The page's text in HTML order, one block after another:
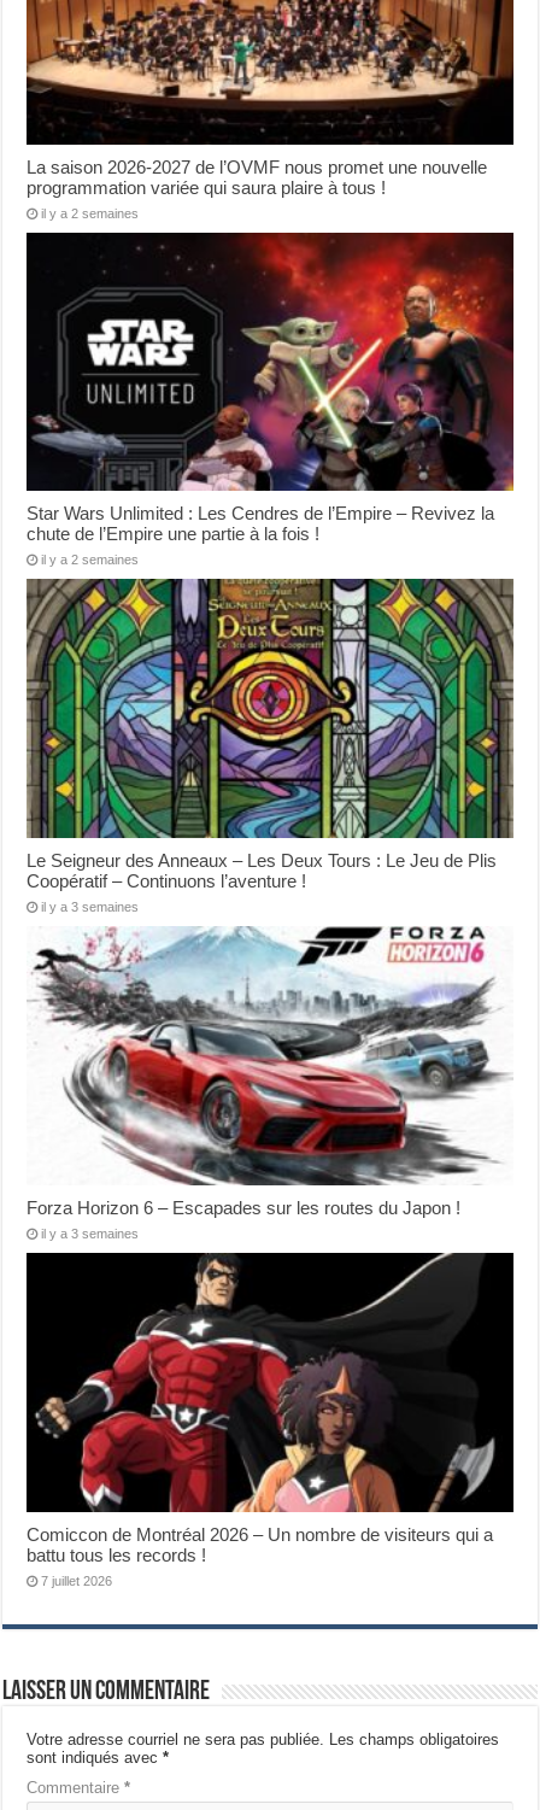
La saison 2026-2027 de l’OVMF nous promet une nouvelle
programmation variée qui saura plaire à tous !
il y a 2 semaines
Star Wars Unlimited : Les Cendres de l’Empire – Revivez la
chute de l’Empire une partie à la fois !
il y a 2 semaines
Le Seigneur des Anneaux – Les Deux Tours : Le Jeu de Plis
Coopératif – Continuons l’aventure !
il y a 3 semaines
Forza Horizon 6 – Escapades sur les routes du Japon !
il y a 3 semaines
Comiccon de Montréal 2026 – Un nombre de visiteurs qui a
battu tous les records !
7 juillet 2026
Laisser un commentaire
Votre adresse courriel ne sera pas publiée. Les champs obligatoires
sont indiqués avec*
Commentaire*